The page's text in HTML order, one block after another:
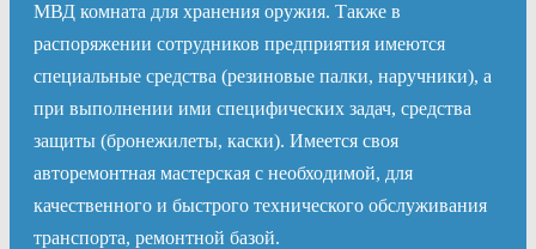
МВД комната для хранения оружия. Также в
распоряжении сотрудников предприятия имеются
специальные средства (резиновые палки, наручники), а
при выполнении ими специфических задач, средства
защиты (бронежилеты, каски). Имеется своя
авторемонтная мастерская с необходимой, для
качественного и быстрого технического обслуживания
транспорта, ремонтной базой.